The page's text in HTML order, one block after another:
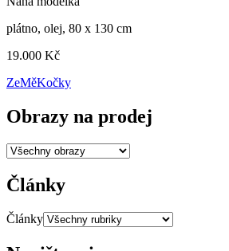
plátno, olej, 80 x 130 cm
19.000 Kč
ZeMěKočky
Obrazy na prodej
Články
Články